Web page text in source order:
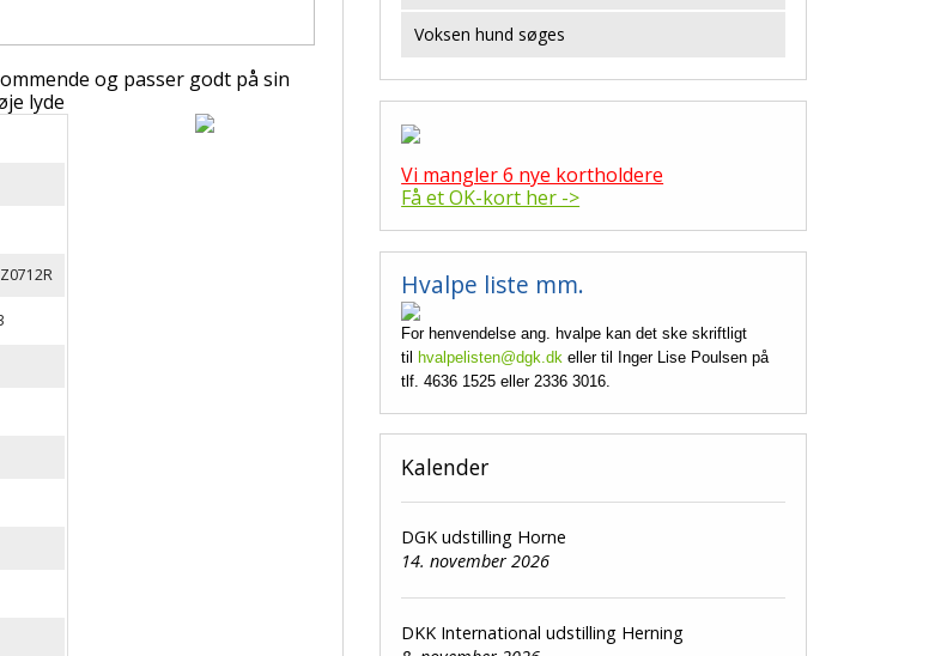
og passer godt på sin
lyde
Voksen hund søges
Vi mangler 6 nye kortholdere
Få et OK-kort her ->
Hvalpe liste mm.
For henvendelse ang. hvalpe kan det ske skriftligt
til
hvalpelisten@dgk.dk eller til Inger Lise Poulsen på
tlf. 4636 1525 eller 2336 3016.
Kalender
DGK udstilling Horne
14. november 2026
DKK International udstilling Herning